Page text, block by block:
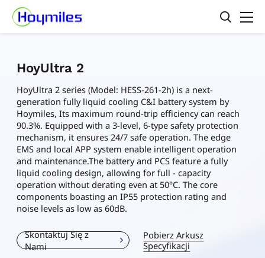
HoyUltra 2
HoyUltra 2 series (Model: HESS-261-2h) is a next-
generation fully liquid cooling C&I battery system by
Hoymiles, Its maximum round-trip efficiency can reach
90.3%. Equipped with a 3-level, 6-type safety protection
mechanism, it ensures 24/7 safe operation. The edge
EMS and local APP system enable intelligent operation
and maintenance.The battery and PCS feature a fully
liquid cooling design, allowing for full - capacity
operation without derating even at 50°C. The core
components boasting an IP55 protection rating and
noise levels as low as 60dB.
Skontaktuj Się z
Nami
Pobierz Arkusz
Specyfikacji